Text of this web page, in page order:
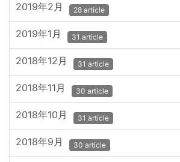
2019年2月 28 article
2019年1月 31 article
2018年12月 31 article
2018年11月 30 article
2018年10月 31 article
2018年9月 30 article